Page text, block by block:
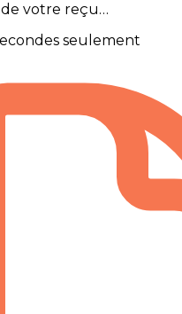
votre reçu…
seulement